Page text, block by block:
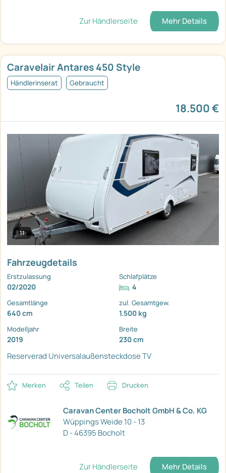
Zur Händlerseite Mehr Details
Caravelair Antares 450 Style
Händlerinserat Gebraucht
18.500 €
11
Fahrzeugdetails
Erstzulassung
02/2020
Schlafplätze
4
Gesamtlänge
640 cm
zul. Gesamtgew.
1.500 kg
Modelljahr
2019
Breite
230 cm
Reserverad UniversalaußensteckdoseTV
Merken Teilen Drucken
Caravan Center Bocholt GmbH & Co. KG
Wüppings Weide 10 - 13
D - 46395 Bocholt
Zur Händlerseite Mehr Details